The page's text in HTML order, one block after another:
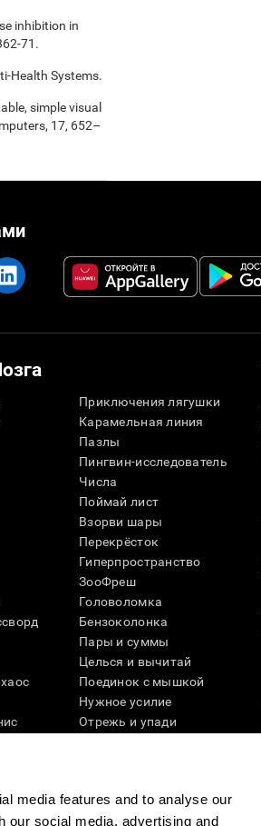
media features and to analyse our
our social media, advertising and
inhibition in
71.
Health Systems.
simple visual
17, 652–
3D
Приключения лягушки
Карамельная линия
Пазлы
Пингвин-исследователь
Числа
Поймай лист
Взорви шары
Перекрёсток
Гиперпространство
ЗооФреш
Головоломка
Бензоколонка
Пары и суммы
Целься и вычитай
Поединок с мышкой
Нужное усилие
Отрежь и упади
Слова и птицы
Больше игр ...